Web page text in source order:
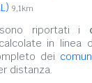
9,1km
riportati i
in linea
dei
distanza.